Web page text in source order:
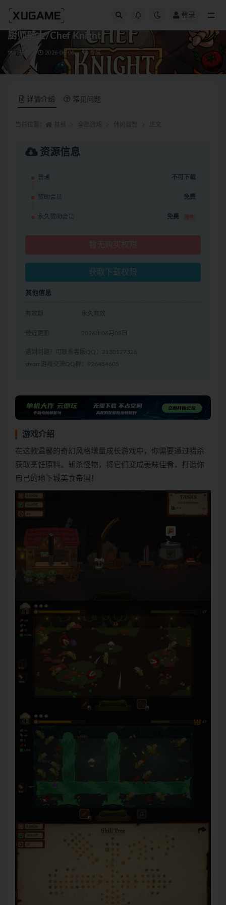
登录
厨师骑士/Chef Knight
休闲益智 2026-06-08 专属
详情介绍 常见问题
资源信息
普通 不可下载
赞助会员 免费
永久赞助会员 免费 推荐
获取下载权限
其他信息
有效期 永久有效
最近更新 2026年06月08日
遇到问题？可联系客服QQ：2130127326
steam游戏交流QQ群：926484605
游戏介绍
在这款温馨的奇幻风格增量成长游戏中，你需要通过猎杀
获取烹饪原料。斩杀怪物，将它们变成美味佳肴，打造你
自己的地下城美食帝国！